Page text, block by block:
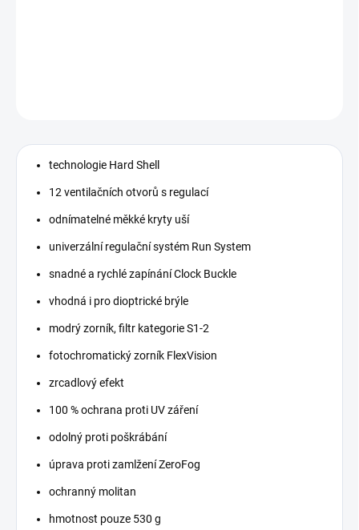
technologie Hard Shell
12 ventilačních otvorů s regulací
odnímatelné měkké kryty uší
univerzální regulační systém Run System
snadné a rychlé zapínání Clock Buckle
vhodná i pro dioptrické brýle
modrý zorník, filtr kategorie S1-2
fotochromatický zorník FlexVision
zrcadlový efekt
100 % ochrana proti UV záření
odolný proti poškrábání
úprava proti zamlžení ZeroFog
ochranný molitan
hmotnost pouze 530 g